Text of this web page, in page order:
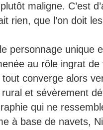
maligne. C’est
rien, que l’on doit
personnage unique
au rôle ingrat
converge alors
et sévèrement
qui ne
à base de navets,